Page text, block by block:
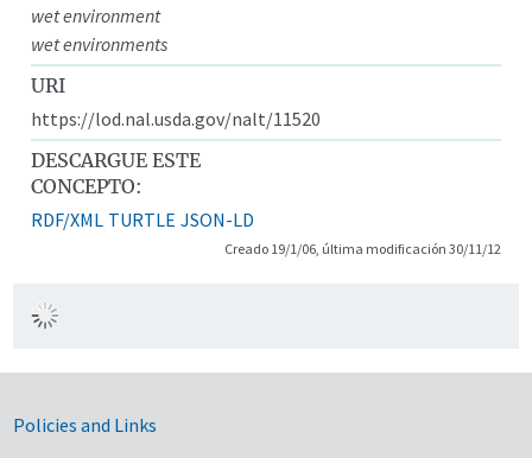
wet environment
wet environments
URI
https://lod.nal.usda.gov/nalt/11520
DESCARGUE ESTE
CONCEPTO:
RDF/XML TURTLE JSON-LD
Creado 19/1/06, última modificación 30/11/12
Government Links
Policies and Links